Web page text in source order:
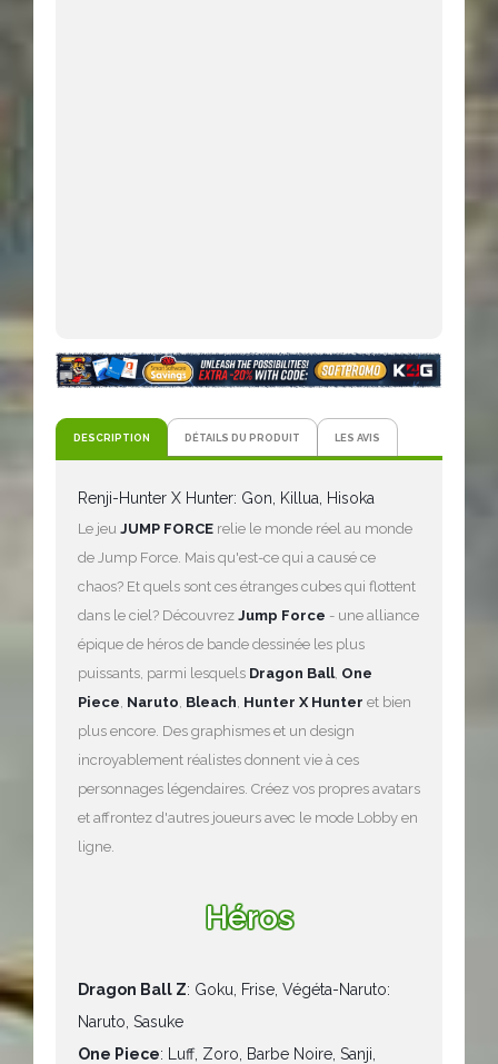
DESCRIPTION DÉTAILS DU PRODUIT LES AVIS
Renji-Hunter X Hunter: Gon, Killua, Hisoka
Le jeu JUMP FORCE relie le monde réel au monde
de Jump Force. Mais qu'est-ce qui a causé ce
chaos? Et quels sont ces étranges cubes qui flottent
dans le ciel? Découvrez Jump Force - une alliance
épique de héros de bande dessinée les plus
puissants, parmi lesquels Dragon Ball, One
Piece, Naruto, Bleach, Hunter X Hunter et bien
plus encore. Des graphismes et un design
incroyablement réalistes donnent vie à ces
personnages légendaires. Créez vos propres avatars
et affrontez d'autres joueurs avec le mode Lobby en
ligne.
Héros
Dragon Ball Z: Goku, Frise, Végéta-Naruto:
Naruto, Sasuke
One Piece: Luff, Zoro, Barbe Noire, Sanji,